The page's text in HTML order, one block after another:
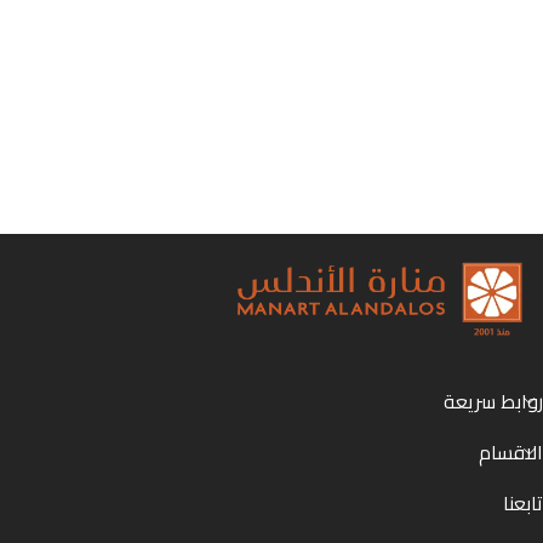
روابط سريعة
الاقسام
تابعنا